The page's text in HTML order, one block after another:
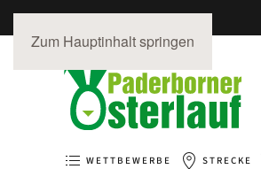
Zum Hauptinhalt springen
WETTBEWERBE STRECKE